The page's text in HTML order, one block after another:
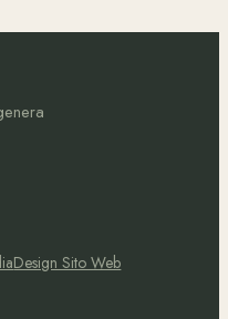
Design Sito Web